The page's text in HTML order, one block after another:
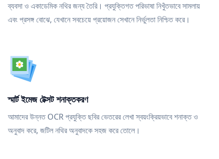
ব্যবসা ও একাডেমিক নথির জন্য তৈরি। প্রযুক্তিগত পরিভাষা নিখুঁতভাবে সামলায়
এবং প্রসঙ্গ বোঝে, যেখানে সবচেয়ে প্রয়োজন সেখানে নির্ভুলতা নিশ্চিত করে।
স্মার্ট ইমেজ টেক্সট শনাক্তকরণ
আমাদের উন্নত OCR প্রযুক্তি ছবির ভেতরের লেখা স্বয়ংক্রিয়ভাবে শনাক্ত ও
অনুবাদ করে, জটিল নথির অনুবাদকে সহজ করে তোলে।